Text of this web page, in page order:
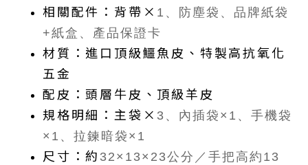
相關配件：背帶× 1 、防塵袋 、品牌紙袋
+紙盒 、產品保證卡
材質：進口頂級鱷魚皮、特製高抗氧化
五金
配皮：頭層牛皮、頂級羊皮
規格明細：主袋× 3 、內插袋× 1 、手機袋
× 1 、拉鍊暗袋× 1
尺寸：約 32 × 13× 23公分／手把高約 13